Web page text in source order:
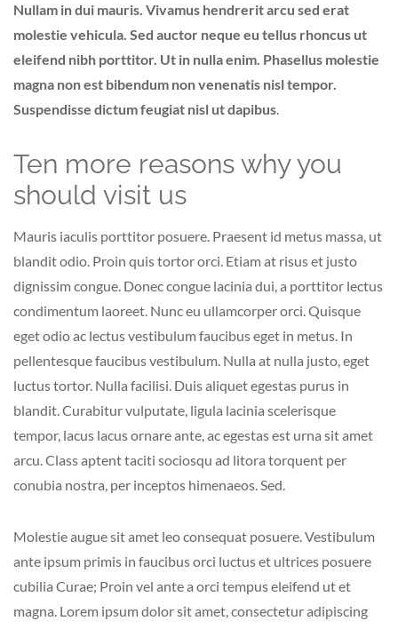
Nullam in dui mauris. Vivamus hendrerit arcu sed erat
molestie vehicula. Sed auctor neque eu tellus rhoncus ut
eleifend nibh porttitor. Ut in nulla enim. Phasellus molestie
magna non est bibendum non venenatis nisl tempor.
Suspendisse dictum feugiat nisl ut dapibus.
Ten more reasons why you
should visit us
Mauris iaculis porttitor posuere. Praesent id metus massa, ut
blandit odio. Proin quis tortor orci. Etiam at risus et justo
dignissim congue. Donec congue lacinia dui, a porttitor lectus
condimentum laoreet. Nunc eu ullamcorper orci. Quisque
eget odio ac lectus vestibulum faucibus eget in metus. In
pellentesque faucibus vestibulum. Nulla at nulla justo, eget
luctus tortor. Nulla facilisi. Duis aliquet egestas purus in
blandit. Curabitur vulputate, ligula lacinia scelerisque
tempor, lacus lacus ornare ante, ac egestas est urna sit amet
arcu. Class aptent taciti sociosqu ad litora torquent per
conubia nostra, per inceptos himenaeos. Sed.
Molestie augue sit amet leo consequat posuere. Vestibulum
ante ipsum primis in faucibus orci luctus et ultrices posuere
cubilia Curae; Proin vel ante a orci tempus eleifend ut et
magna. Lorem ipsum dolor sit amet, consectetur adipiscing